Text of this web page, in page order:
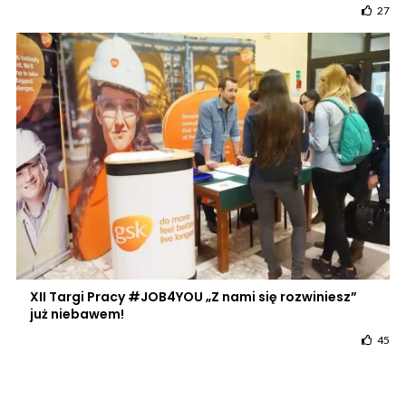
27
XII Targi Pracy #JOB4YOU „Z nami się rozwiniesz”
już niebawem!
45